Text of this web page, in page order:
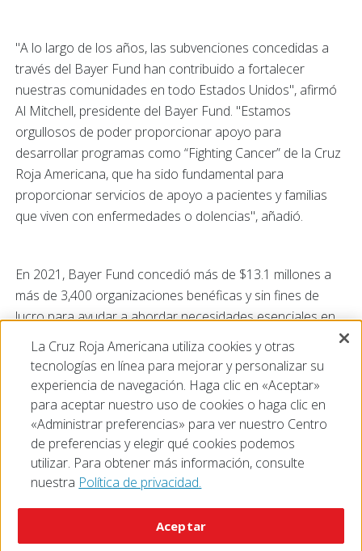
"A lo largo de los años, las subvenciones concedidas a
través del Bayer Fund han contribuido a fortalecer
nuestras comunidades en todo Estados Unidos", afirmó
Al Mitchell, presidente del Bayer Fund. "Estamos
orgullosos de poder proporcionar apoyo para
desarrollar programas como “Fighting Cancer” de la Cruz
Roja Americana, que ha sido fundamental para
proporcionar servicios de apoyo a pacientes y familias
que viven con enfermedades o dolencias", añadió.
En 2021, Bayer Fund concedió más de $13.1 millones a
más de 3,400 organizaciones benéficas y sin fines de
lucro para ayudar a abordar necesidades esenciales en
Salud, Alimentación y Nutrición, y Educación en Ciencia,
Tecnología, Ingeniería y Matemáticas. En los últimos cinco
años, organizaciones sin fines de lucro de todo Estados
Unidos han recibido más de 75 millones de dólares.
Mobile Apps
La Cruz Roja Americana utiliza cookies y otras
tecnologías en línea para mejorar y personalizar su
experiencia de navegación. Haga clic en «Aceptar»
para aceptar nuestro uso de cookies o haga clic en
«Administrar preferencias» para ver nuestro Centro
de preferencias y elegir qué cookies podemos
utilizar. Para obtener más información, consulte
nuestra Política de privacidad.
Aceptar